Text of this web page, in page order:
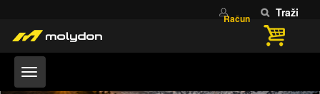
Račun Traži